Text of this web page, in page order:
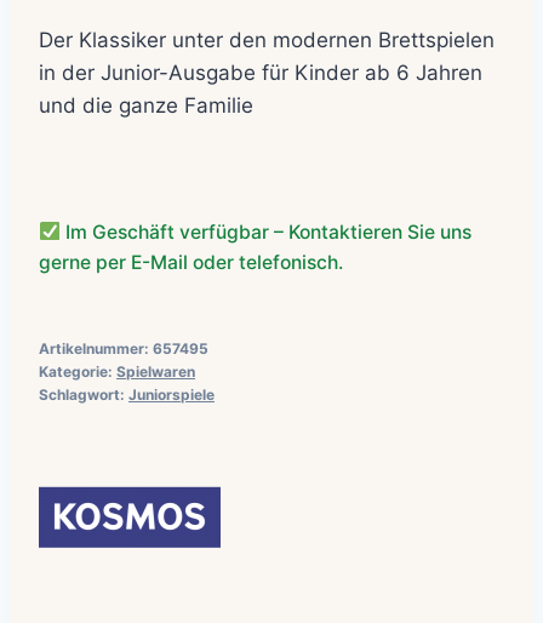
Der Klassiker unter den modernen Brettspielen
in der Junior-Ausgabe für Kinder ab 6 Jahren
und die ganze Familie
Im Geschäft verfügbar – Kontaktieren Sie uns
gerne per E-Mail oder telefonisch.
Artikelnummer: 657495
Kategorie: Spielwaren
Schlagwort: Juniorspiele